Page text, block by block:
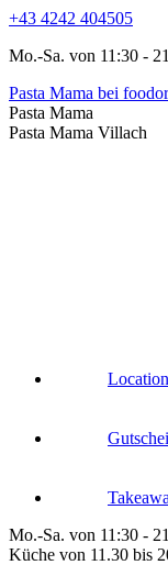
Zum
springen
+43 4242 404505
Mo.-Sa. von 11:30 -
Pasta Mama bei
Facebook
page
Instagram
page
Pasta Mama
Pasta Mama Villach
Location
Mo.-Sa. von 11:30 -
Küche von 11.30 bis